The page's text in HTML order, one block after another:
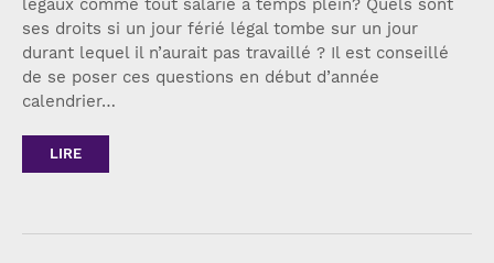
légaux comme tout salarié à temps plein? Quels sont
ses droits si un jour férié légal tombe sur un jour
durant lequel il n’aurait pas travaillé ? Il est conseillé
de se poser ces questions en début d’année
calendrier…
LIRE